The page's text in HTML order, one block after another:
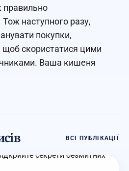
правильно
наступного разу,
покупки,
щоб скористатися цими
Ваша кишеня
ВСІ ПУБЛІКАЦІЇ